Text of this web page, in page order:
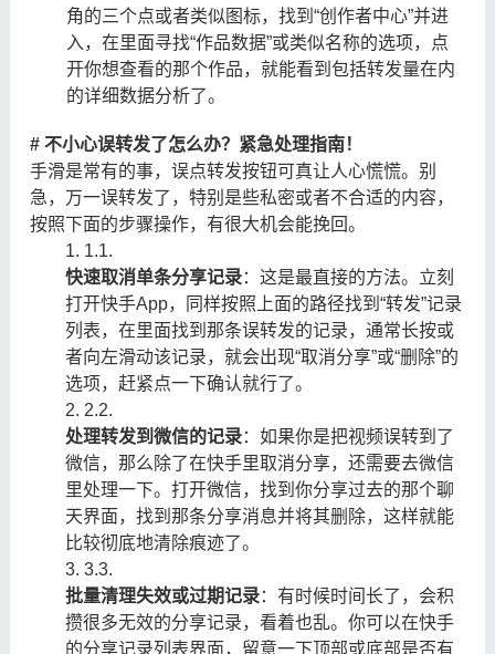
角的三个点或者类似图标，找到“创作者中心”并进
入，在里面寻找“作品数据”或类似名称的选项，点
开你想查看的那个作品，就能看到包括转发量在内
的详细数据分析了。
# 不小心误转发了怎么办？紧急处理指南！
手滑是常有的事，误点转发按钮可真让人心慌慌。别
急，万一误转发了，特别是些私密或者不合适的内容，
按照下面的步骤操作，有很大机会能挽回。
1.1.
快速取消单条分享记录：这是最直接的方法。立刻
打开快手App，同样按照上面的路径找到“转发”记录
列表，在里面找到那条误转发的记录，通常长按或
者向左滑动该记录，就会出现“取消分享”或“删除”的
选项，赶紧点一下确认就行了。
2.2.
处理转发到微信的记录：如果你是把视频误转到了
微信，那么除了在快手里取消分享，还需要去微信
里处理一下。打开微信，找到你分享过去的那个聊
天界面，找到那条分享消息并将其删除，这样就能
比较彻底地清除痕迹了。
3.3.
批量清理失效或过期记录：有时候时间长了，会积
攒很多无效的分享记录，看着也乱。你可以在快手
的分享记录列表界面，留意一下顶部或底部是否有